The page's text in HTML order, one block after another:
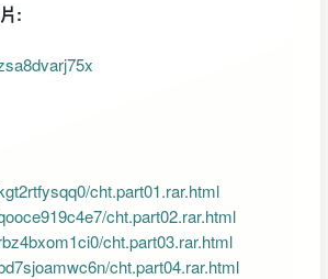
:
cht.part01.rar.html
cht.part02.rar.html
cht.part03.rar.html
cht.part04.rar.html